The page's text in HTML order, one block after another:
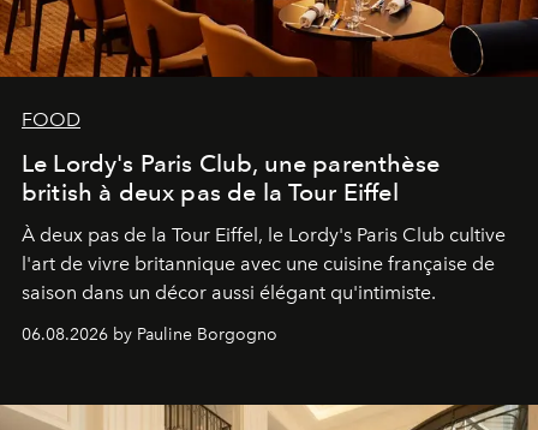
FOOD
Le Lordy's Paris Club, une parenthèse
british à deux pas de la Tour Eiffel
À deux pas de la Tour Eiffel, le Lordy's Paris Club cultive
l'art de vivre britannique avec une cuisine française de
saison dans un décor aussi élégant qu'intimiste.
06.08.2026 by Pauline Borgogno